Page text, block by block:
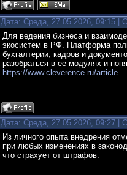
Дата: Среда, 27.05.2026, 09:15 |
Для ведения бизнеса и
экосистем в РФ. Платформа
бухгалтерии, кадров и
разобраться в ее модулях и
https://www.cleverence.ru/
Дата: Среда, 27.05.2026, 09:27 |
Из личного опыта внедрения
при любых изменениях в
что страхует от штрафов.